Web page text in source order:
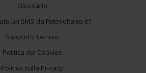
Glossario
un SMS da Fotovoltaico.it?
Supporto Tecnico
Politica dei Cookies
Politica sulla Privacy